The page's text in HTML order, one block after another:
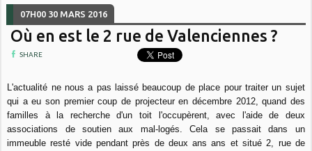
07H00 30 MARS 2016
Où en est le 2 rue de Valenciennes ?
SHARE
L'actualité ne nous a pas laissé beaucoup de place pour traiter un sujet
qui a eu son premier coup de projecteur en décembre 2012, quand des
familles à la recherche d'un toit l'occupèrent, avec l'aide de deux
associations de soutien aux mal-logés. Cela se passait dans un
immeuble resté vide pendant près de deux ans ans et situé 2, rue de